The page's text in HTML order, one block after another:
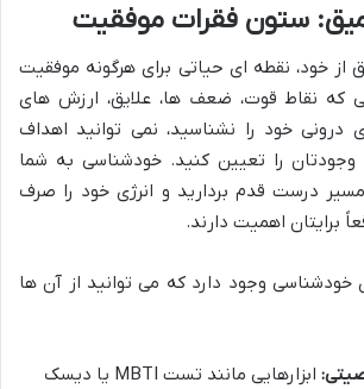
ستون فقرات موفقیت
خود، نقطه ای حیاتی برای هرگونه موفقیت
که نقاط قوت، ضعف ها، علایق، ارزش های
خود را نشناسید، نمی توانید اهداف
را تعیین کنید. خودشناسی به شما
درست قدم بردارید و انرژی خود را صرف
برایتان اهمیت دارند.
خودشناسی وجود دارد که می توانید از آن ها
ابزارهایی مانند تست MBTI یا دیسک